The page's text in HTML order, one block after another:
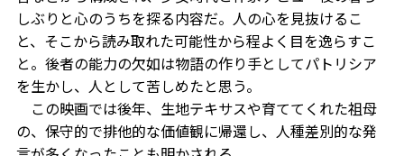
しぶりと心のうちを探る内容だ。人の心を見抜けるこ
と、そこから読み取れた可能性から程よく目を逸らすこ
と。後者の能力の欠如は物語の作り手としてパトリシア
を生かし、人として苦しめたと思う。
この映画では後年、生地テキサスや育ててくれた祖母
の、保守的で排他的な価値観に帰還し、人種差別的な発